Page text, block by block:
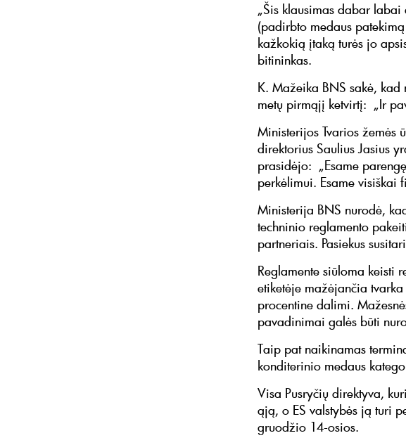
„Šis klausimas dabar
(padirbto medaus
kažkokią įtaką turės jo
bitininkas.
K. Mažeika BNS sakė,
metų pirmąjį ketvirtį: „Ir
Ministerijos Tvarios žemės
direktorius Saulius Jasius
prasidėjo: „Esame
perkėlimui. Esame visiškai
Ministerija BNS nurodė,
techninio reglamento
partneriais. Pasiekus
Reglamente siūloma keisti
etiketėje mažėjančia
procentine dalimi.
pavadinimai galės būti
Taip pat naikinamas
konditerinio medaus
Visa Pusryčių direktyva,
ąją, o ES valstybės ją turi
gruodžio 14-osios.